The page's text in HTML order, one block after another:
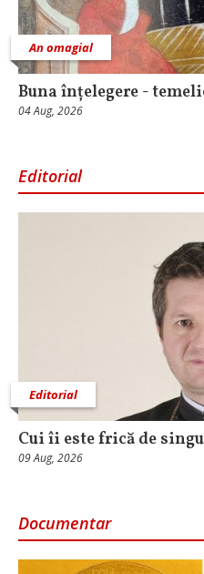
An omagial
Buna înțelegere -
04 Aug, 2026
Editorial
Editorial
Cui îi este frică de
09 Aug, 2026
Documentar